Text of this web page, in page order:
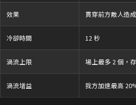
效果 貫穿前方敵人造
冷卻時間 12 秒
渦流上限 場上最多 2 個，
渦流增益 我方加速最高